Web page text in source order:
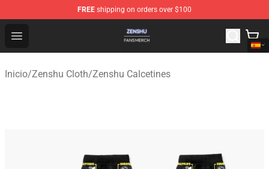
FREE shipping on orders over $100
Open menu
Zenshu Shop - Official Zenshu Merchandise Store
Inicio/Zenshu Cloth/Zenshu Calcetines